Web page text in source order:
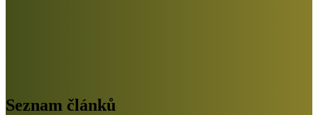
Seznam článků